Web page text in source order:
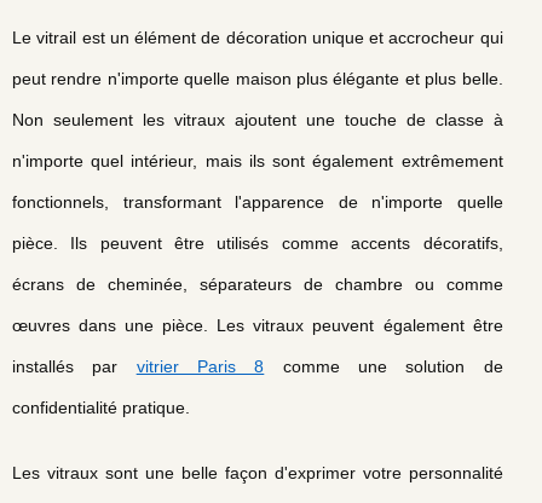
Le vitrail est un élément de décoration unique et accrocheur qui
peut rendre n'importe quelle maison plus élégante et plus belle.
Non seulement les vitraux ajoutent une touche de classe à
n'importe quel intérieur, mais ils sont également extrêmement
fonctionnels, transformant l'apparence de n'importe quelle
pièce. Ils peuvent être utilisés comme accents décoratifs,
écrans de cheminée, séparateurs de chambre ou comme
œuvres dans une pièce. Les vitraux peuvent également être
installés par vitrier Paris 8 comme une solution de
confidentialité pratique.
Les vitraux sont une belle façon d'exprimer votre personnalité